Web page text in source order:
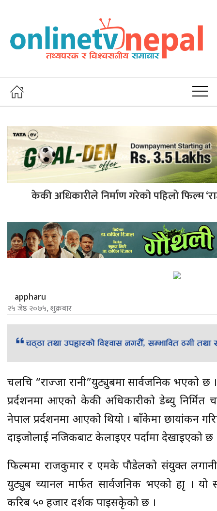
केकी अधिकारीले निर्माण गरेको पहिलो फिल्म
appharu
२५ जेष्ठ २०७५, शुक्रबार
चलचित्र “राज्जा रानी”युट्युबमा सार्वजनिक भएको
प्रर्दशनमा आएको केकी अधिकारीको डेब्यु निर्मित
नेपाल प्रर्दशनमा आएको थियो । बाँकेमा छायांकन
दाइजोलाई नजिकबाट केलाइएर पर्दामा देखाइएको छ
फिल्ममा राजकुमार र एमके पौडेलको संयुक्त
युट्युब च्यानल मार्फत सार्वजनिक भएको हाृ । यो
करिब ५० हजार दर्शक पाइसकेृको छ ।